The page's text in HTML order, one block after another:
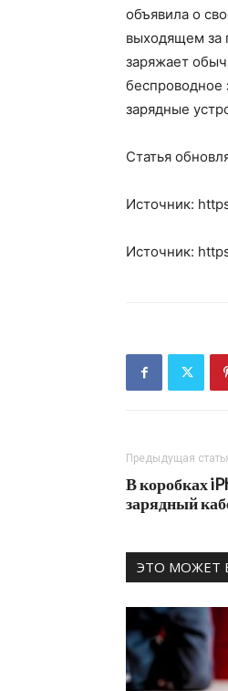
объявила о
выходящем за
заряжает
беспроводное
зарядные
Статья
Источник:
Источник:
Предыдущая
В коробках
зарядный
ЭТО МОЖЕТ